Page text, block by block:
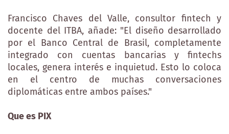
Francisco Chaves del Valle, consultor fintech y
docente del ITBA, añade: "El diseño desarrollado
por el Banco Central de Brasil, completamente
integrado con cuentas bancarias y fintechs
locales, genera interés e inquietud. Esto lo coloca
en el centro de muchas conversaciones
diplomáticas entre ambos países."
Que es PIX